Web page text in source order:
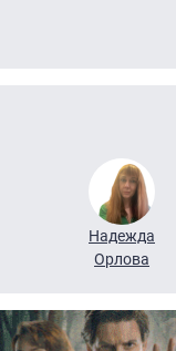
Надежда
Орлова